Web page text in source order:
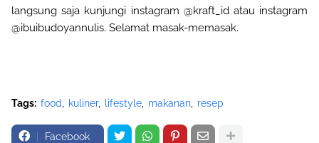
langsung saja kunjungi instagram @kraft_id atau instagram
@ibuibudoyannulis. Selamat masak-memasak.
Tags: food kuliner lifestyle makanan resep
Facebook